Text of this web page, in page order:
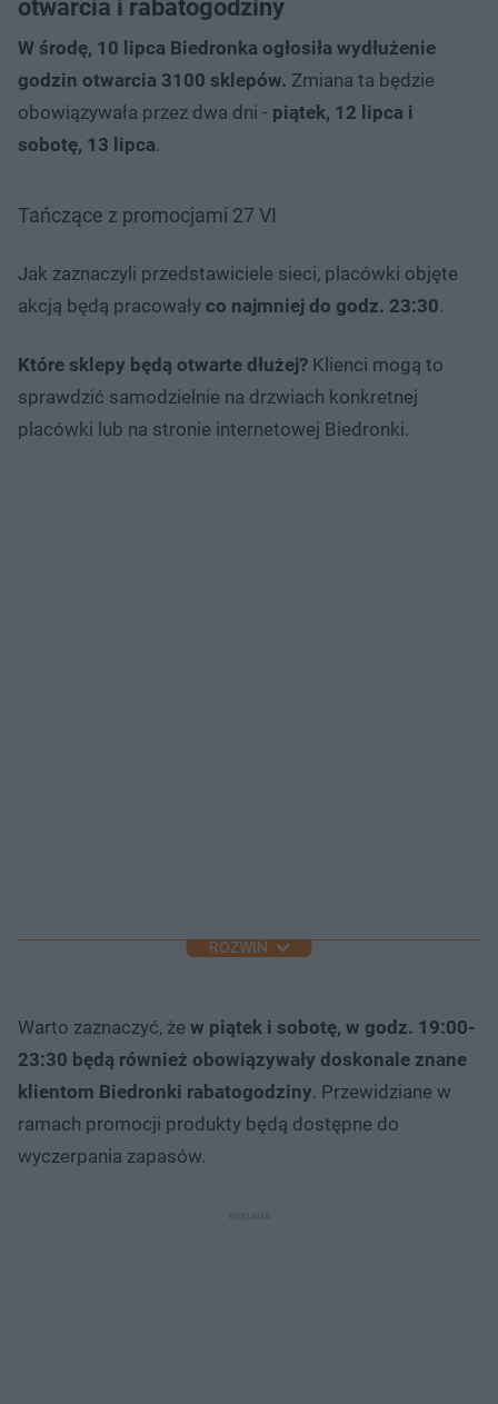
otwarcia i rabatogodziny
W środę, 10 lipca Biedronka ogłosiła wydłużenie
godzin otwarcia 3100 sklepów. Zmiana ta będzie
obowiązywała przez dwa dni - piątek, 12 lipca i
sobotę, 13 lipca.
Tańczące z promocjami 27 VI
Jak zaznaczyli przedstawiciele sieci, placówki objęte
akcją będą pracowały co najmniej do godz. 23:30.
Które sklepy będą otwarte dłużej? Klienci mogą to
sprawdzić samodzielnie na drzwiach konkretnej
placówki lub na stronie internetowej Biedronki.
ROZWIŃ
Warto zaznaczyć, że w piątek i sobotę, w godz. 19:00-
23:30 będą również obowiązywały doskonale znane
klientom Biedronki rabatogodziny. Przewidziane w
ramach promocji produkty będą dostępne do
wyczerpania zapasów.